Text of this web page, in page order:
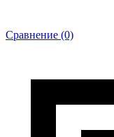
Сравнение (0)